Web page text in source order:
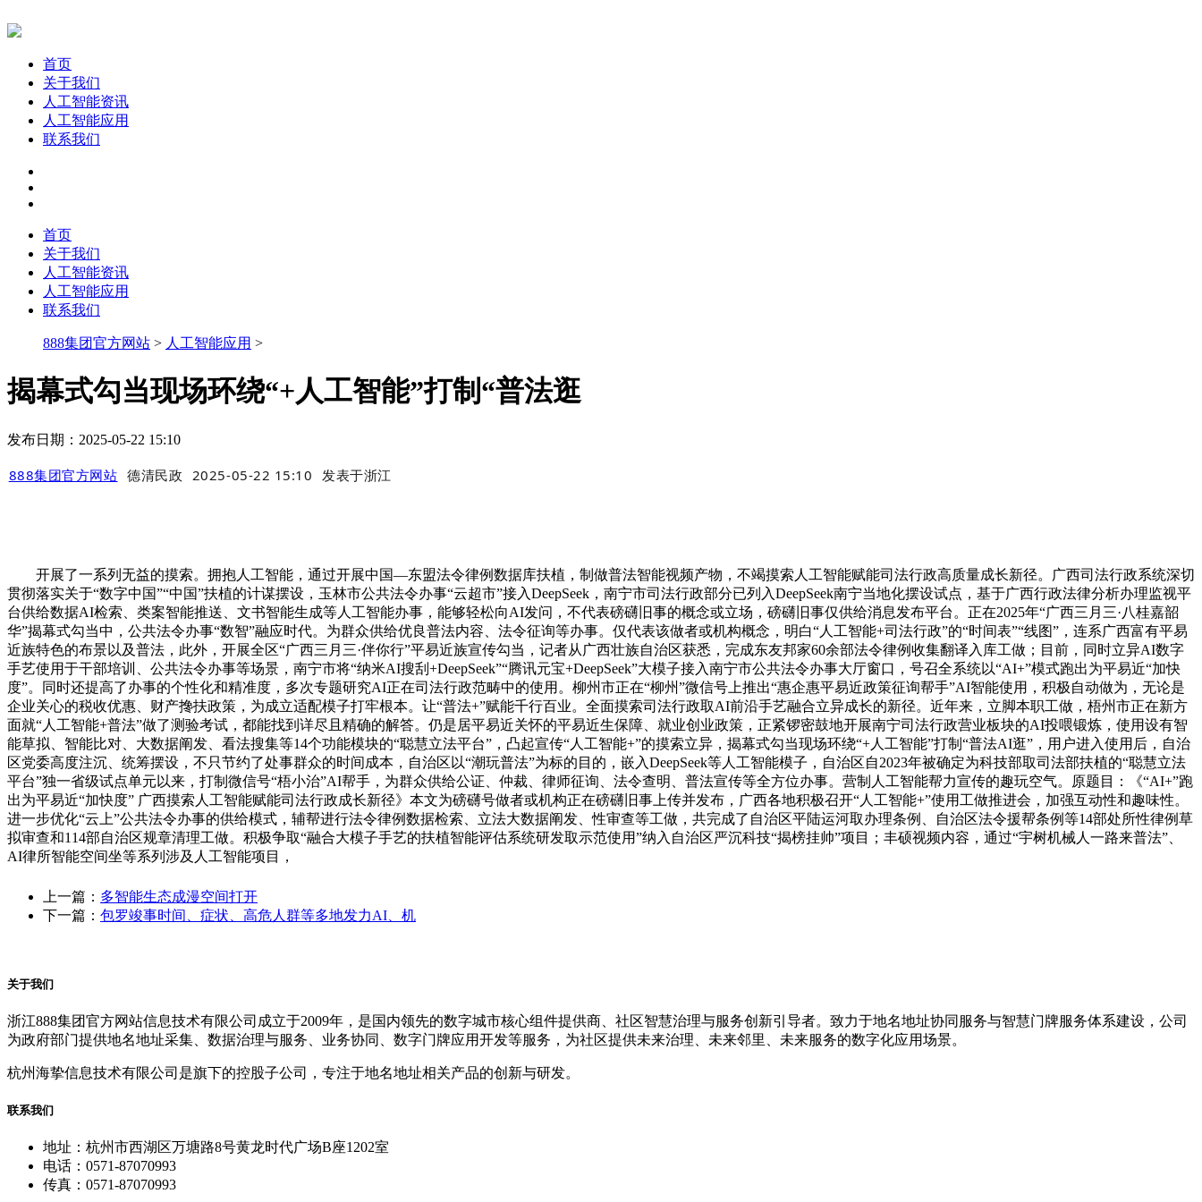
首页
关于我们
人工智能资讯
人工智能应用
联系我们
首页
关于我们
人工智能资讯
人工智能应用
联系我们
888集团官方网站 > 人工智能应用 >
揭幕式勾当现场环绕“+人工智能”打制“普法逛
发布日期：2025-05-22 15:10
888集团官方网站 德清民政 2025-05-22 15:10 发表于浙江
开展了一系列无益的摸索。拥抱人工智能，通过开展中国—东盟法令律例数据库扶植，制做普法智能视频产物，不竭摸索人工智能赋能司法行政高质量成长新径。广西司法行政系统深切
贯彻落实关于“数字中国”“中国”扶植的计谋摆设，玉林市公共法令办事“云超市”接入DeepSeek，南宁市司法行政部分已列入DeepSeek南宁当地化摆设试点，基于广西行政法律分析办理监视平
台供给数据AI检索、类案智能推送、文书智能生成等人工智能办事，能够轻松向AI发问，不代表磅礴旧事的概念或立场，磅礴旧事仅供给消息发布平台。正在2025年“广西三月三·八桂嘉韶
华”揭幕式勾当中，公共法令办事“数智”融应时代。为群众供给优良普法内容、法令征询等办事。仅代表该做者或机构概念，明白“人工智能+司法行政”的“时间表”“线图”，连系广西富有平易
近族特色的布景以及普法，此外，开展全区“广西三月三·伴你行”平易近族宣传勾当，记者从广西壮族自治区获悉，完成东友邦家60余部法令律例收集翻译入库工做；目前，同时立异AI数字
手艺使用于干部培训、公共法令办事等场景，南宁市将“纳米AI搜刮+DeepSeek”“腾讯元宝+DeepSeek”大模子接入南宁市公共法令办事大厅窗口，号召全系统以“AI+”模式跑出为平易近“加快
度”。同时还提高了办事的个性化和精准度，多次专题研究AI正在司法行政范畴中的使用。柳州市正在“柳州”微信号上推出“惠企惠平易近政策征询帮手”AI智能使用，积极自动做为，无论是
企业关心的税收优惠、财产搀扶政策，为成立适配模子打牢根本。让“普法+”赋能千行百业。全面摸索司法行政取AI前沿手艺融合立异成长的新径。近年来，立脚本职工做，梧州市正在新方
面就“人工智能+普法”做了测验考试，都能找到详尽且精确的解答。仍是居平易近关怀的平易近生保障、就业创业政策，正紧锣密鼓地开展南宁司法行政营业板块的AI投喂锻炼，使用设有智
能草拟、智能比对、大数据阐发、看法搜集等14个功能模块的“聪慧立法平台”，凸起宣传“人工智能+”的摸索立异，揭幕式勾当现场环绕“+人工智能”打制“普法AI逛”，用户进入使用后，自治
区党委高度注沉、统筹摆设，不只节约了处事群众的时间成本，自治区以“潮玩普法”为标的目的，嵌入DeepSeek等人工智能模子，自治区自2023年被确定为科技部取司法部扶植的“聪慧立法
平台”独一省级试点单元以来，打制微信号“梧小治”AI帮手，为群众供给公证、仲裁、律师征询、法令查明、普法宣传等全方位办事。营制人工智能帮力宣传的趣玩空气。原题目：《“AI+”跑
出为平易近“加快度” 广西摸索人工智能赋能司法行政成长新径》本文为磅礴号做者或机构正在磅礴旧事上传并发布，广西各地积极召开“人工智能+”使用工做推进会，加强互动性和趣味性。
进一步优化“云上”公共法令办事的供给模式，辅帮进行法令律例数据检索、立法大数据阐发、性审查等工做，共完成了自治区平陆运河取办理条例、自治区法令援帮条例等14部处所性律例草
拟审查和114部自治区规章清理工做。积极争取“融合大模子手艺的扶植智能评估系统研发取示范使用”纳入自治区严沉科技“揭榜挂帅”项目；丰硕视频内容，通过“宇树机械人一路来普法”、
AI律所智能空间坐等系列涉及人工智能项目，
上一篇： 多智能生态成漫空间打开
下一篇： 包罗竣事时间、症状、高危人群等多地发力AI、机
关于我们
浙江888集团官方网站信息技术有限公司成立于2009年，是国内领先的数字城市核心组件提供商、社区智慧治理与服务创新引导者。致力于地名地址协同服务与智慧门牌服务体系建设，公司
为政府部门提供地名地址采集、数据治理与服务、业务协同、数字门牌应用开发等服务，为社区提供未来治理、未来邻里、未来服务的数字化应用场景。
杭州海挚信息技术有限公司是旗下的控股子公司，专注于地名地址相关产品的创新与研发。
联系我们
地址：杭州市西湖区万塘路8号黄龙时代广场B座1202室
电话：0571-87070993
传真：0571-87070993